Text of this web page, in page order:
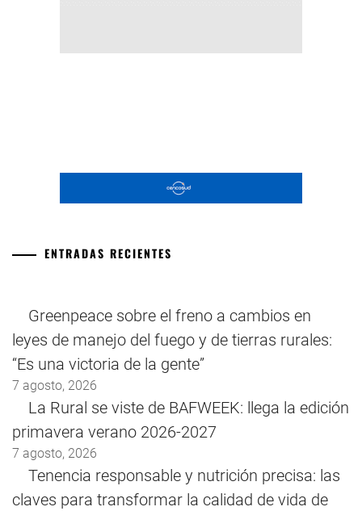
ENTRADAS RECIENTES
Greenpeace sobre el freno a cambios en
leyes de manejo del fuego y de tierras rurales:
“Es una victoria de la gente”
7 agosto, 2026
La Rural se viste de BAFWEEK: llega la edición
primavera verano 2026-2027
7 agosto, 2026
Tenencia responsable y nutrición precisa: las
claves para transformar la calidad de vida de